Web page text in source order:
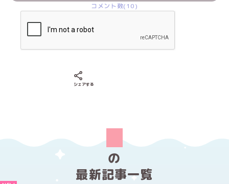
コメント数(10)
シェアする
の
最新記事一覧